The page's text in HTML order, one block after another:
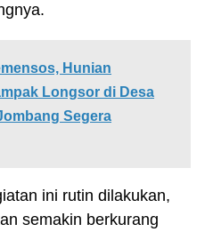
Hunian
Longsor di Desa
Segera
ini rutin dilakukan,
semakin berkurang